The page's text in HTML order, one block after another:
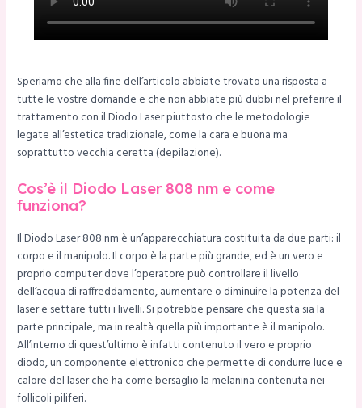
Speriamo che alla fine dell’articolo abbiate trovato una risposta a
tutte le vostre domande e che non abbiate più dubbi nel preferire il
trattamento con il Diodo Laser piuttosto che le metodologie
legate all’estetica tradizionale, come la cara e buona ma
soprattutto vecchia ceretta (depilazione).
Cos’è il Diodo Laser 808 nm e come
funziona?
Il Diodo Laser 808 nm è un’apparecchiatura costituita da due parti: il
corpo e il manipolo. Il corpo è la parte più grande, ed è un vero e
proprio computer dove l’operatore può controllare il livello
dell’acqua di raffreddamento, aumentare o diminuire la potenza del
laser e settare tutti i livelli. Si potrebbe pensare che questa sia la
parte principale, ma in realtà quella più importante è il manipolo.
All’interno di quest’ultimo è infatti contenuto il vero e proprio
diodo, un componente elettronico che permette di condurre luce e
calore del laser che ha come bersaglio la melanina contenuta nei
follicoli piliferi.